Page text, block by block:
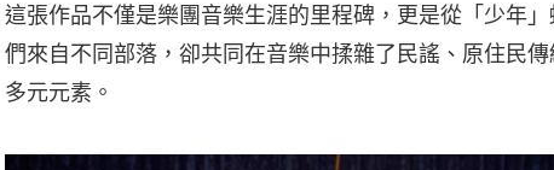
這張作品不僅是樂團音樂生涯的里程碑，更是從「少年
們來自不同部落，卻共同在音樂中揉雜了民謠、原住民
多元元素。